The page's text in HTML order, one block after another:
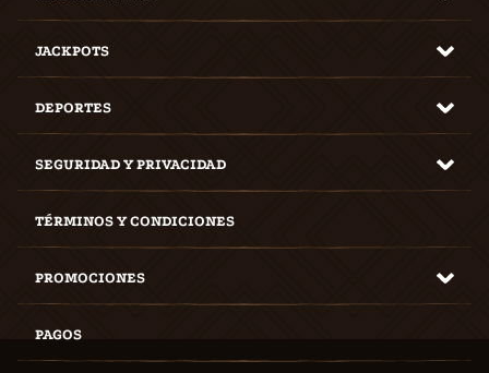
JACKPOTS
DEPORTES
SEGURIDAD Y PRIVACIDAD
TÉRMINOS Y CONDICIONES
PROMOCIONES
PAGOS